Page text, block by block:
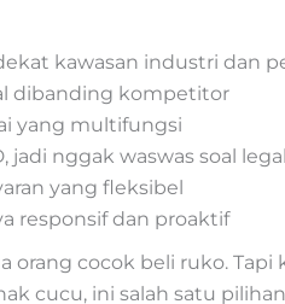
kawasan industri dan
dibanding kompetitor
yang multifungsi
jadi nggak waswas soal
yang fleksibel
responsif dan proaktif
orang cocok beli ruko.
cucu, ini salah satu